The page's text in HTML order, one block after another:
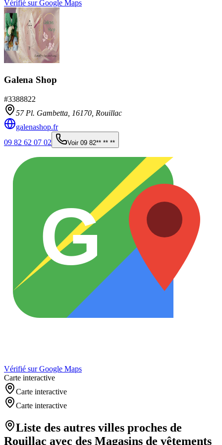
Vérifié sur Google Maps
Galena Shop
#3388822
57 Pl. Gambetta, 16170 Rouillac
galenashop.fr
09 82 62 07 02
Voir 09 82** ** **
G
Vérifié sur Google Maps
Carte interactive
Carte interactive
Carte interactive
Liste des autres villes proches de
Rouillac avec des Magasins de vêtements